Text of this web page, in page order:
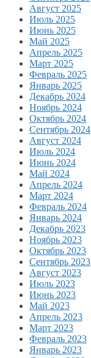
Август 2025
Июль 2025
Июнь 2025
Май 2025
Апрель 2025
Март 2025
Февраль 2025
Январь 2025
Декабрь 2024
Ноябрь 2024
Октябрь 2024
Сентябрь 2024
Август 2024
Июль 2024
Июнь 2024
Май 2024
Апрель 2024
Март 2024
Февраль 2024
Январь 2024
Декабрь 2023
Ноябрь 2023
Октябрь 2023
Сентябрь 2023
Август 2023
Июль 2023
Июнь 2023
Май 2023
Апрель 2023
Март 2023
Февраль 2023
Январь 2023